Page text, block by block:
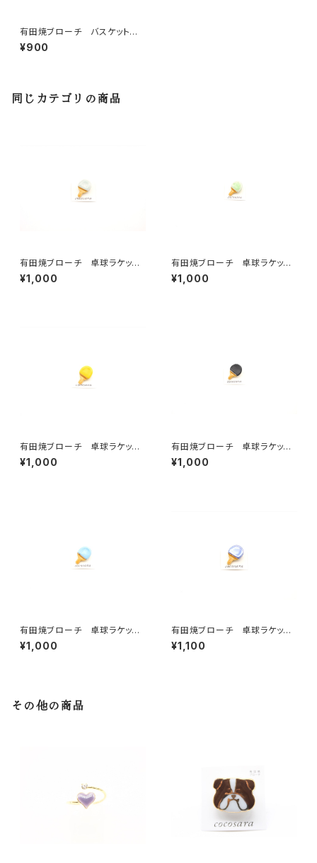
有田焼ブローチ バスケットボ
ール ③
¥900
同じカテゴリの商品
有田焼ブローチ 卓球ラケッ
ト 淡グリーン
¥1,000
有田焼ブローチ 卓球ラケッ
ト グリーン
¥1,000
有田焼ブローチ 卓球ラケッ
ト 黄色
¥1,000
有田焼ブローチ 卓球ラケッ
ト 黒マット
¥1,000
有田焼ブローチ 卓球ラケッ
ト 水色
¥1,000
有田焼ブローチ 卓球ラケッ
ト 青オーロラ
¥1,100
その他の商品